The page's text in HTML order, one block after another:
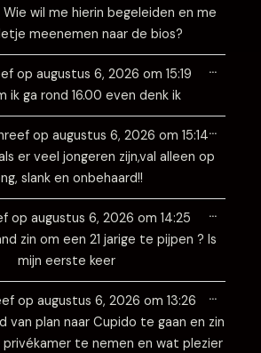
wil me hierin begeleiden en me
meenemen naar de bios?
op augustus 6, 2026 om 15:19
ik ga rond 16.00 even denk ik
…
Wissel
deze
op augustus 6, 2026 om 15:14
er veel jongeren zijn,val alleen op
slank en onbehaard!!
…
Wissel
deze
op augustus 6, 2026 om 14:25
zin om een 21 jarige te pijpen ? Is
mijn eerste keer
…
Wissel
deze
op augustus 6, 2026 om 13:26
van plan naar Cupido te gaan en zin
privékamer te nemen en wat plezier
…
Wissel
deze